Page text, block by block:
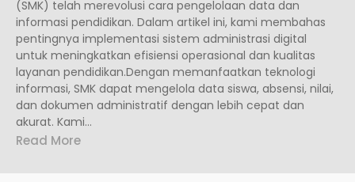
(SMK) telah merevolusi cara pengelolaan data dan
informasi pendidikan. Dalam artikel ini, kami membahas
pentingnya implementasi sistem administrasi digital
untuk meningkatkan efisiensi operasional dan kualitas
layanan pendidikan.Dengan memanfaatkan teknologi
informasi, SMK dapat mengelola data siswa, absensi, nilai,
dan dokumen administratif dengan lebih cepat dan
akurat. Kami...
Read More